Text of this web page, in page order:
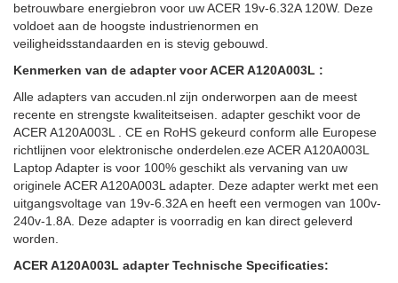
betrouwbare energiebron voor uw ACER 19v-6.32A 120W. Deze
voldoet aan de hoogste industrienormen en
veiligheidsstandaarden en is stevig gebouwd.
Kenmerken van de adapter voor ACER A120A003L :
Alle adapters van accuden.nl zijn onderworpen aan de meest
recente en strengste kwaliteitseisen. adapter geschikt voor de
ACER A120A003L . CE en RoHS gekeurd conform alle Europese
richtlijnen voor elektronische onderdelen.eze ACER A120A003L
Laptop Adapter is voor 100% geschikt als vervaning van uw
originele ACER A120A003L adapter. Deze adapter werkt met een
uitgangsvoltage van 19v-6.32A en heeft een vermogen van 100v-
240v-1.8A. Deze adapter is voorradig en kan direct geleverd
worden.
ACER A120A003L adapter Technische Specificaties: